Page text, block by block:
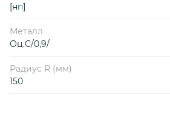
[нп]
Металл
Оц.С/0,9/
Радиус R (мм)
150